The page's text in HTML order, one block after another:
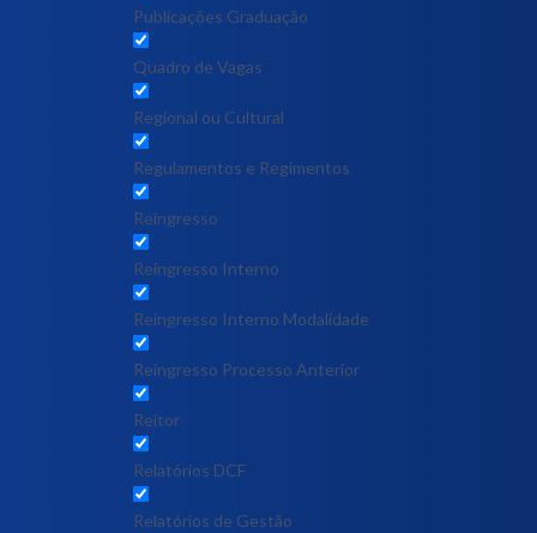
Publicações Graduação
Quadro de Vagas
Regional ou Cultural
Regulamentos e Regimentos
Reingresso
Reingresso Interno
Reingresso Interno Modalidade
Reingresso Processo Anterior
Reitor
Relatórios DCF
Relatórios de Gestão